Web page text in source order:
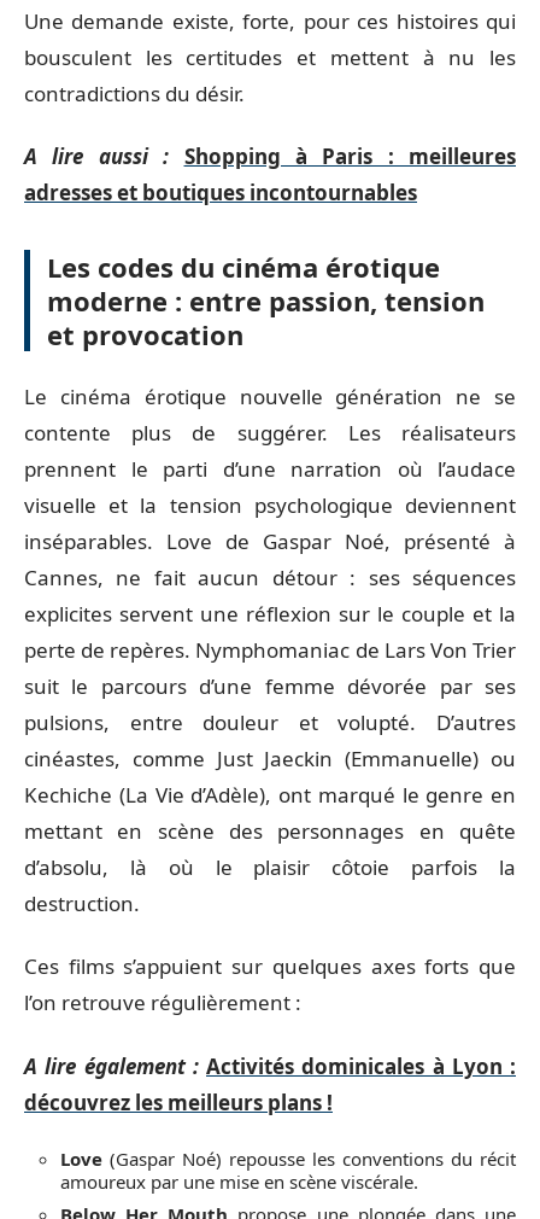
Une demande existe, forte, pour ces histoires qui
bousculent les certitudes et mettent à nu les
contradictions du désir.
A lire aussi : Shopping à Paris : meilleures
adresses et boutiques incontournables
Les codes du cinéma érotique
moderne : entre passion, tension
et provocation
Le cinéma érotique nouvelle génération ne se
contente plus de suggérer. Les réalisateurs
prennent le parti d’une narration où l’audace
visuelle et la tension psychologique deviennent
inséparables. Love de Gaspar Noé, présenté à
Cannes, ne fait aucun détour : ses séquences
explicites servent une réflexion sur le couple et la
perte de repères. Nymphomaniac de Lars Von Trier
suit le parcours d’une femme dévorée par ses
pulsions, entre douleur et volupté. D’autres
cinéastes, comme Just Jaeckin (Emmanuelle) ou
Kechiche (La Vie d’Adèle), ont marqué le genre en
mettant en scène des personnages en quête
d’absolu, là où le plaisir côtoie parfois la
destruction.
Ces films s’appuient sur quelques axes forts que
l’on retrouve régulièrement :
A lire également : Activités dominicales à Lyon :
découvrez les meilleurs plans !
Love (Gaspar Noé) repousse les conventions du récit
amoureux par une mise en scène viscérale.
Below Her Mouth propose une plongée dans une